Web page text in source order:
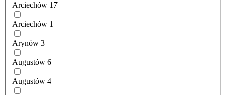
Arciechów 17
Arciechów 1
Arynów 3
Augustów 6
Augustów 4